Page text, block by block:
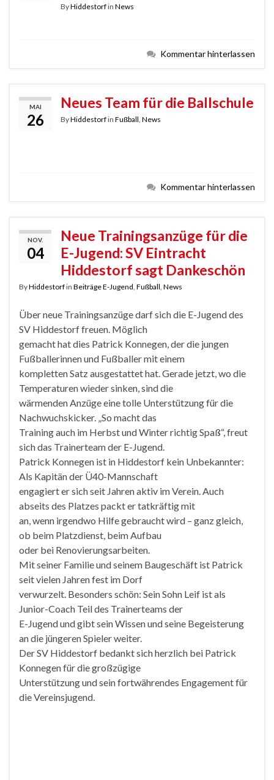
ByHiddestorfin News
Kommentar hinterlassen
MAI
26
Neues Team für die Ballschule
ByHiddestorfin Fußball, News
Kommentar hinterlassen
NOV.
04
Neue Trainingsanzüge für die
E-Jugend: SV Eintracht
Hiddestorf sagt Dankeschön
ByHiddestorfin Beiträge E-Jugend, Fußball, News
Über neue Trainingsanzüge darf sich die E-Jugend des
SV Hiddestorf freuen. Möglich
gemacht hat dies Patrick Konnegen, der die jungen
Fußballerinnen und Fußballer mit einem
kompletten Satz ausgestattet hat. Gerade jetzt, wo die
Temperaturen wieder sinken, sind die
wärmenden Anzüge eine tolle Unterstützung für die
Nachwuchskicker. „So macht das
Training auch im Herbst und Winter richtig Spaß“, freut
sich das Trainerteam der E-Jugend.
Patrick Konnegen ist in Hiddestorf kein Unbekannter:
Als Kapitän der Ü40-Mannschaft
engagiert er sich seit Jahren aktiv im Verein. Auch
abseits des Platzes packt er tatkräftig mit
an, wenn irgendwo Hilfe gebraucht wird – ganz gleich,
ob beim Platzdienst, beim Aufbau
oder bei Renovierungsarbeiten.
Mit seiner Familie und seinem Baugeschäft ist Patrick
seit vielen Jahren fest im Dorf
verwurzelt. Besonders schön: Sein Sohn Leif ist als
Junior-Coach Teil des Trainerteams der
E-Jugend und gibt sein Wissen und seine Begeisterung
an die jüngeren Spieler weiter.
Der SV Hiddestorf bedankt sich herzlich bei Patrick
Konnegen für die großzügige
Unterstützung und sein fortwährendes Engagement für
die Vereinsjugend.